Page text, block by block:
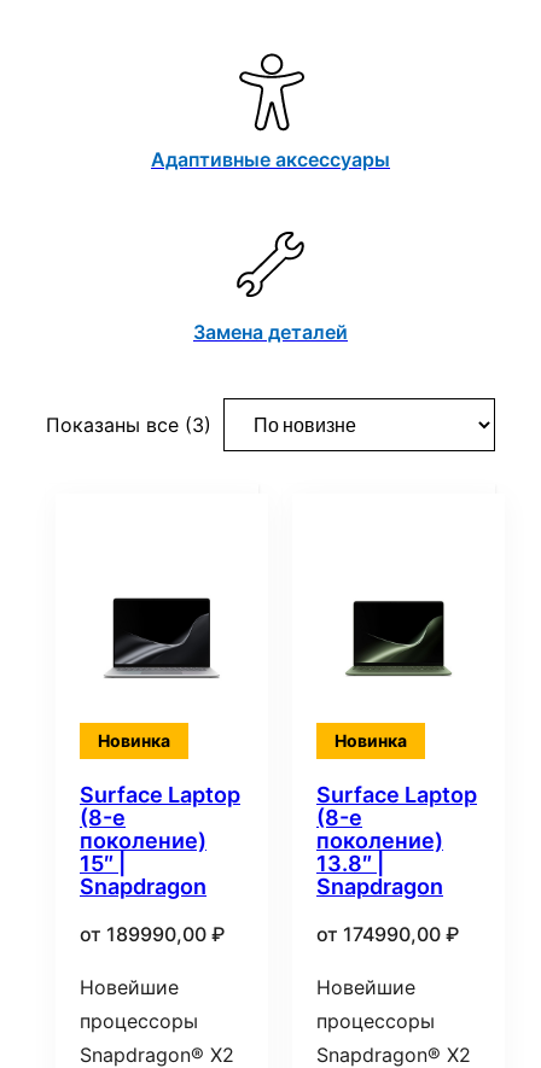
Адаптивные аксессуары
Замена деталей
Показаны все (3) Сортировка:
самые
Новинка
Surface Laptop
(8-е
поколение)
15″ |
Snapdragon
от 189990,00 ₽
Новейшие
процессоры
Snapdragon® X2
Новинка
Surface Laptop
(8-е
поколение)
13.8″ |
Snapdragon
от 174990,00 ₽
Новейшие
процессоры
Snapdragon® X2